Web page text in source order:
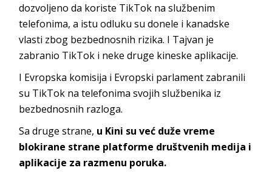
dozvoljeno da koriste TikTok na službenim
telefonima, a istu odluku su donele i kanadske
vlasti zbog bezbednosnih rizika. I Tajvan je
zabranio TikTok i neke druge kineske aplikacije.
I Evropska komisija i Evropski parlament zabranili
su TikTok na telefonima svojih službenika iz
bezbednosnih razloga.
Sa druge strane, u Kini su već duže vreme
blokirane strane platforme društvenih medija i
aplikacije za razmenu poruka.